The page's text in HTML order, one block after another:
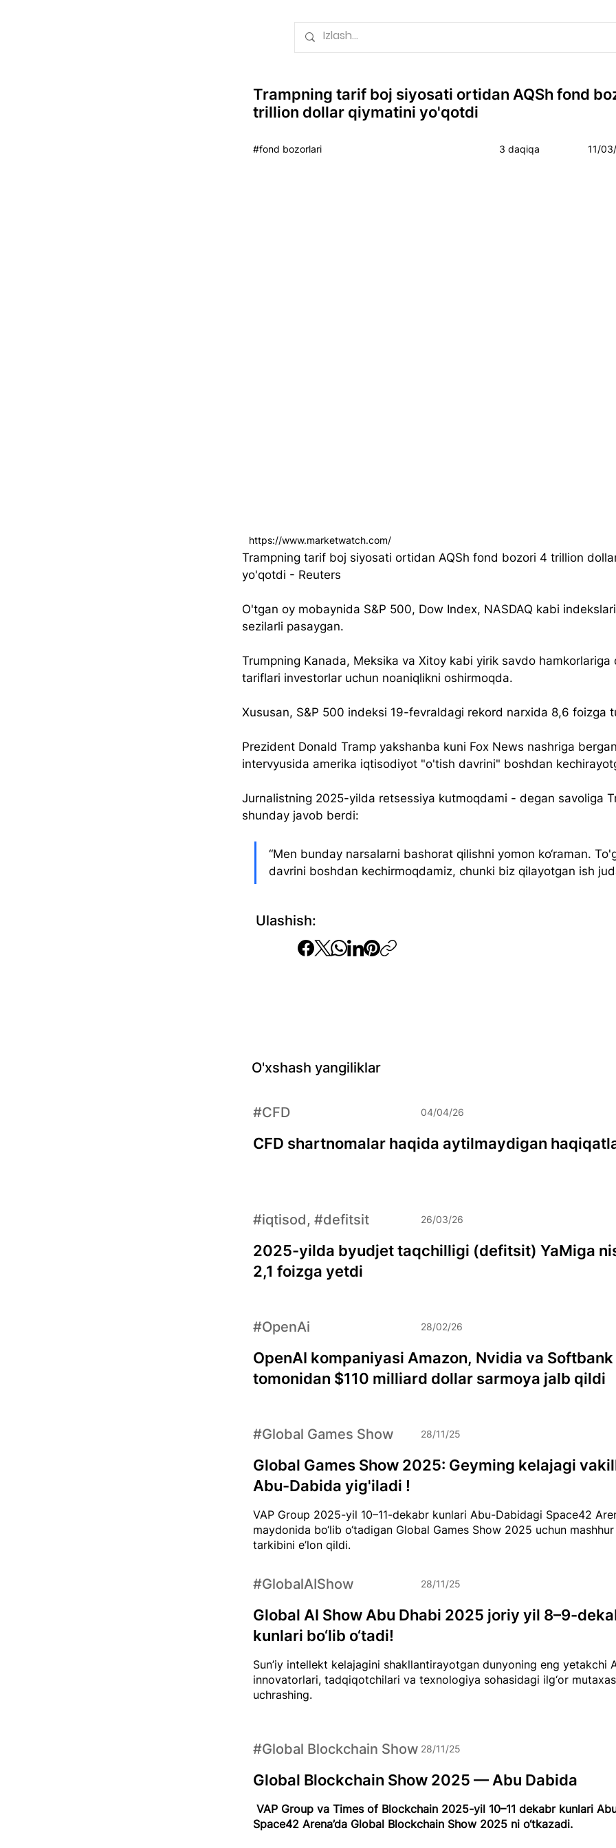
Trampning tarif boj siyosati ortidan AQSh fond
trillion dollar qiymatini yo'qotdi
#fond bozorlari 3 daqiqa 11/
Ulashish:
Trampning tarif boj siyosati ortidan AQSh fond bozori 4 trillion
yo'qotdi - Reuters
O'tgan oy mobaynida S&P 500, Dow Index, NASDAQ kabi
sezilarli pasaygan.
Trumpning Kanada, Meksika va Xitoy kabi yirik savdo
tariflari investorlar uchun noaniqlikni oshirmoqda.
Xususan, S&P 500 indeksi 19-fevraldagi rekord narxida 8,6 foizga
Prezident Donald Tramp yakshanba kuni Fox News nashriga
intervyusida amerika iqtisodiyot "o'tish davrini" boshdan
Jurnalistning 2025-yilda retsessiya kutmoqdami - degan savoliga
shunday javob berdi:
“Men bunday narsalarni bashorat qilishni yomon ko‘raman.
davrini boshdan kechirmoqdamiz, chunki biz qilayotgan ish
https://www.marketwatch.com/
O'xshash yangiliklar
CFD shartnomalar haqida aytilmaydigan
#CFD 04/04/26
2025-yilda byudjet taqchilligi (defitsit) YaMiga
2,1 foizga yetdi
#iqtisod, #defitsit 26/03/26
OpenAI kompaniyasi Amazon, Nvidia va Softbank
tomonidan $110 milliard dollar sarmoya jalb qildi
#OpenAi 28/02/26
VAP Group 2025-yil 10–11-dekabr kunlari Abu-Dabidagi Space42
maydonida bo‘lib o‘tadigan Global Games Show 2025 uchun
tarkibini e’lon qildi.
Global Games Show 2025: Geyming kelajagi
Abu-Dabida yig'iladi !
#Global Games Show 28/11/25
Sun’iy intellekt kelajagini shakllantirayotgan dunyoning eng yetakchi
innovatorlari, tadqiqotchilari va texnologiya sohasidagi ilg‘or
uchrashing.
Global AI Show Abu Dhabi 2025 joriy yil 8–9-
kunlari bo‘lib o‘tadi!
#GlobalAIShow 28/11/25
VAP Group va Times of Blockchain 2025-yil 10–11 dekabr kunlari
Space42 Arena’da Global Blockchain Show 2025 ni o‘tkazadi.
Global Blockchain Show 2025 — Abu Dabida
#Global Blockchain Show 28/11/25